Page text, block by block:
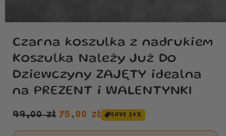
Czarna koszulka z nadrukiem
Koszulka Należy Już Do
Dziewczyny ZAJĘTY idealna
na PREZENT i WALENTYNKI
Cena
regularna
75,00 zł
Cena
sprzedaży
99,00 zł SAVE 24%